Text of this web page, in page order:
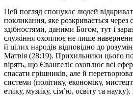
Цей погляд спонукає людей
покликання, яке розкривається через
здібностями, даними Богом, тут і
служіння охоплює не лише
й цілих народів відповідно до
Матвія (28:19). Прихильники цього
вірять, що Євангеліє охоплює всі
спасати грішників, але й
системи (політику, економіку,
етику, музику, сім’ю, освіту та науку).